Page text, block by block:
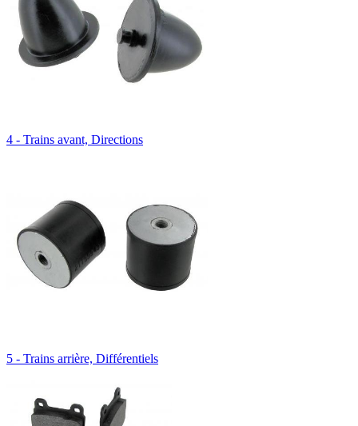
4 - Trains avant, Directions
5 - Trains arrière, Différentiels